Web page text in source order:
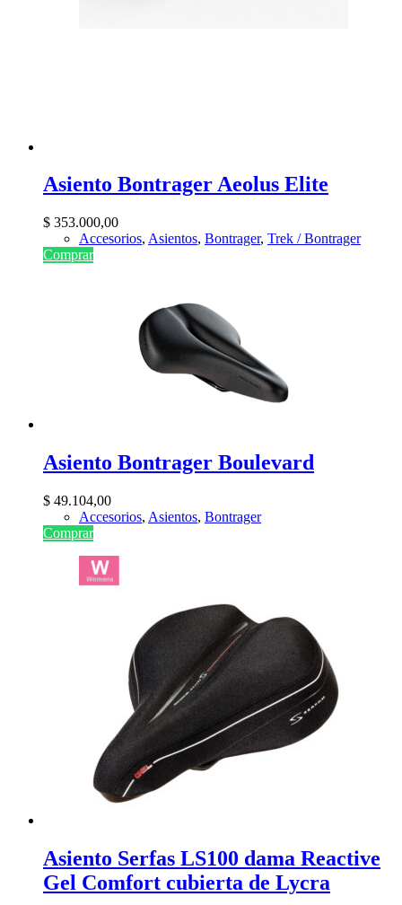
Asiento Bontrager Aeolus Elite
$ 353.000,00
Accesorios, Asientos, Bontrager, Trek / Bontrager
Comprar
Asiento Bontrager Boulevard
$ 49.104,00
Accesorios, Asientos, Bontrager
Comprar
Asiento Serfas LS100 dama Reactive
Gel Comfort cubierta de Lycra